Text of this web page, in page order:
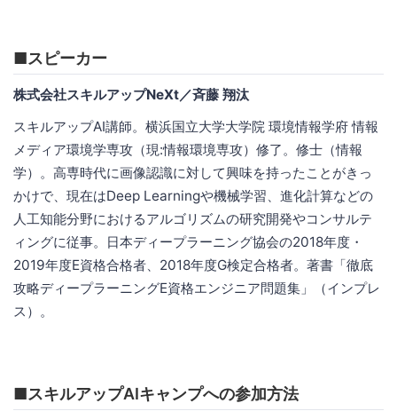
■スピーカー
株式会社スキルアップNeXt／斉藤 翔汰
スキルアップAI講師。横浜国立大学大学院 環境情報学府 情報
メディア環境学専攻（現:情報環境専攻）修了。修士（情報
学）。高専時代に画像認識に対して興味を持ったことがきっ
かけで、現在はDeep Learningや機械学習、進化計算などの
人工知能分野におけるアルゴリズムの研究開発やコンサルテ
ィングに従事。日本ディープラーニング協会の2018年度・
2019年度E資格合格者、2018年度G検定合格者。著書「徹底
攻略ディープラーニングE資格エンジニア問題集」（インプレ
ス）。
■スキルアップAIキャンプへの参加方法